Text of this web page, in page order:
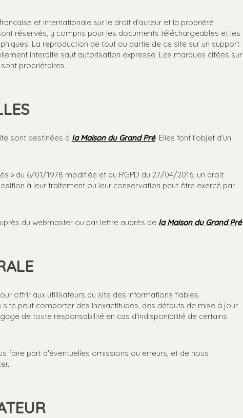
et internationale sur le droit d'auteur et la propriété
réservés, y compris pour les documents téléchargeables et les
La reproduction de tout ou partie de ce site sur un support
interdite sauf autorisation expresse. Les marques citées sur
propriétaires.
sont destinées à la Maison du Grand Pré. Elles font l'objet d'un
» du 6/01/1978 modifiée et au RGPD du 27/04/2016, un droit
à leur traitement ou leur conservation peut être exercé par
du webmaster ou par lettre auprès de la Maison du Grand Pré
offrir aux utilisateurs du site des informations fiables.
peut comporter des inexactitudes, des défauts de mise à jour
de toute responsabilité en cas d'indisponibilité de certains
faire part d'éventuelles omissions ou erreurs, et de nous